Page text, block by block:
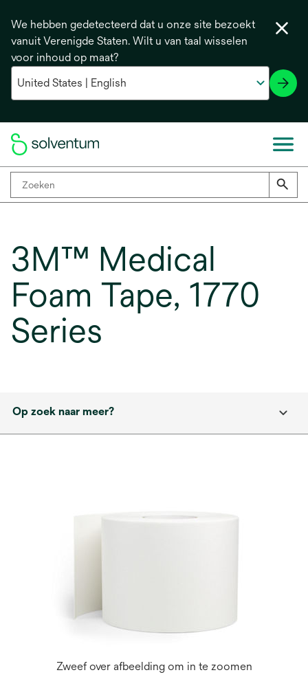
We hebben gedetecteerd dat u onze site bezoekt
vanuit Verenigde Staten. Wilt u van taal wisselen
voor inhoud op maat?
3M™ Medical
Foam Tape, 1770
Series
Op zoek naar meer?
Zweef over afbeelding om in te zoomen